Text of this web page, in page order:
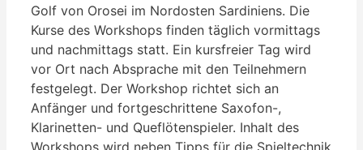
Golf von Orosei im Nordosten Sardiniens. Die
Kurse des Workshops finden täglich vormittags
und nachmittags statt. Ein kursfreier Tag wird
vor Ort nach Absprache mit den Teilnehmern
festgelegt. Der Workshop richtet sich an
Anfänger und fortgeschrittene Saxofon-,
Klarinetten- und Queflötenspieler. Inhalt des
Workshops wird neben Tipps für die Spieltechnik